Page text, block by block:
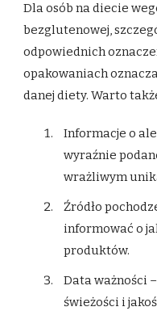
Dla osób na diecie
bezglutenowej,
odpowiednich
opakowaniach
danej diety. Warto
Informacje o
wyraźnie
wrażliwym
Źródło
informować o
produktów.
Data ważności
świeżości i